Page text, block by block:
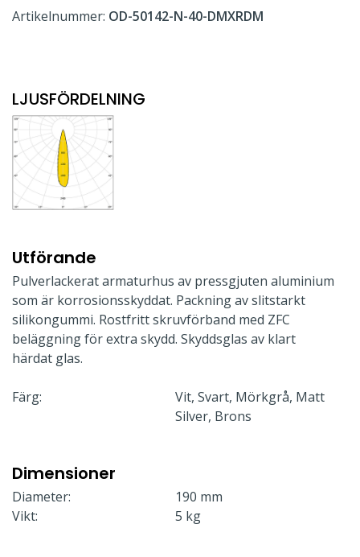
Artikelnummer: OD-50142-N-40-DMXRDM
LJUSFÖRDELNING
Utförande
Pulverlackerat armaturhus av pressgjuten aluminium
som är korrosionsskyddat. Packning av slitstarkt
silikongummi. Rostfritt skruvförband med ZFC
beläggning för extra skydd. Skyddsglas av klart
härdat glas.
Färg:
Vit, Svart, Mörkgrå, Matt
Silver, Brons
Dimensioner
Diameter:
190 mm
Vikt:
5 kg